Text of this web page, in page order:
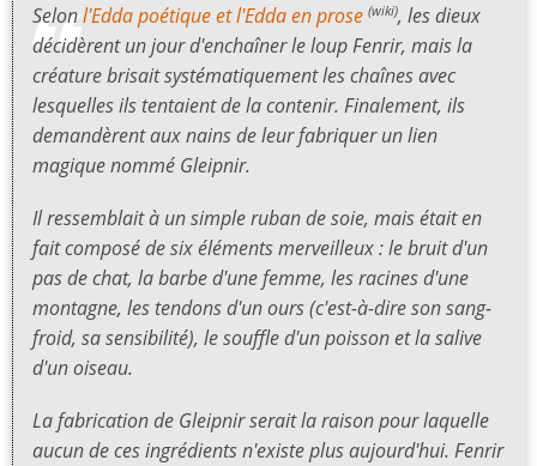
Selonl'Edda poétique et l'Edda en prose (wiki), les dieux
décidèrent un jour d'enchaîner le loup Fenrir, mais la
créature brisait systématiquement les chaînes avec
lesquelles ils tentaient de la contenir. Finalement, ils
demandèrent aux nains de leur fabriquer un lien
magique nommé Gleipnir.
Il ressemblait à un simple ruban de soie, mais était en
fait composé de six éléments merveilleux : le bruit d'un
pas de chat, la barbe d'une femme, les racines d'une
montagne, les tendons d'un ours (c'est-à-dire son sang-
froid, sa sensibilité), le souffle d'un poisson et la salive
d'un oiseau.
La fabrication de Gleipnir serait la raison pour laquelle
aucun de ces ingrédients n'existe plus aujourd'hui. Fenrir